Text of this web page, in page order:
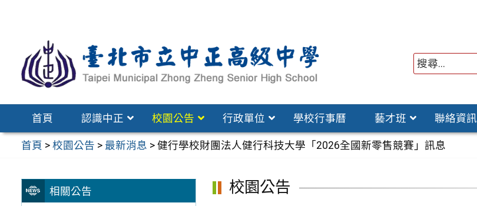
區
首頁 認識中正 校園公告 行政單位 學校行事曆 藝才班 聯絡資訊
首頁 >校園公告 > 最新消息 >健行學校財團法人健行科技大學「2026全國新零售競賽」訊息
相關公告
校園公告